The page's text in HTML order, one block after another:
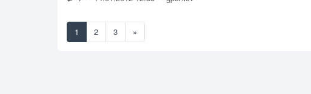
1 2 3 »